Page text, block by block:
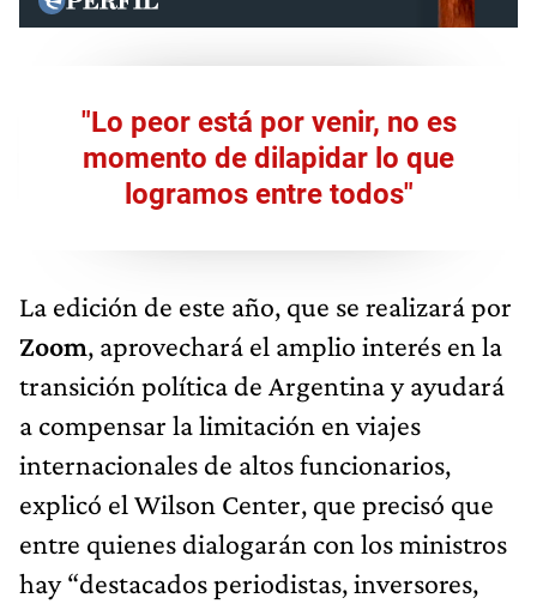
"Lo peor está por venir, no es
momento de dilapidar lo que
logramos entre todos"
La edición de este año, que se realizará por
Zoom, aprovechará el amplio interés en la
transición política de Argentina y ayudará
a compensar la limitación en viajes
internacionales de altos funcionarios,
explicó el Wilson Center, que precisó que
entre quienes dialogarán con los ministros
hay “destacados periodistas, inversores,